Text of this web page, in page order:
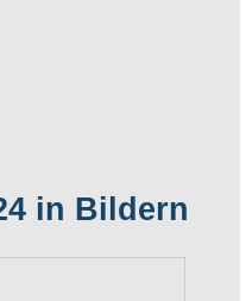
in Bildern